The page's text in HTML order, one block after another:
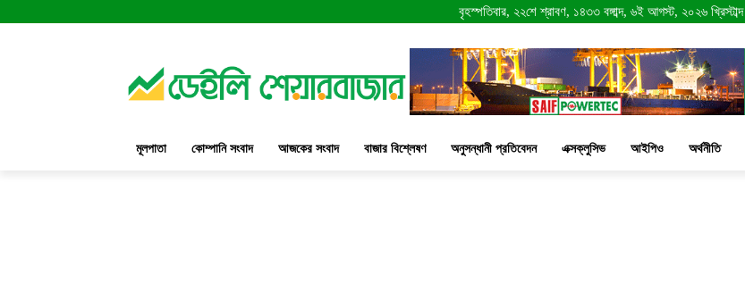
বৃহস্পতিবার, ২২শে শ্রাবণ, ১৪৩৩ বঙ্গাব্দ, ৬ই আগস্ট, ২০২৬ খ্রিস্টাব্দ
মূলপাতা কোম্পানি সংবাদ আজকের সংবাদ বাজার বিশ্লেষণ অনুসন্ধানী প্রতিবেদন এক্সক্লুসিভ আইপিও অর্থনীতি